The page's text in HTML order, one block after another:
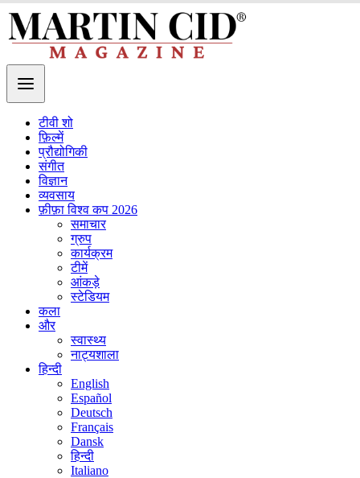
टीवी शो
फ़िल्में
प्रौद्योगिकी
संगीत
विज्ञान
व्यवसाय
फ़ीफ़ा विश्व कप 2026
समाचार
ग्रुप
कार्यक्रम
टीमें
आंकड़े
स्टेडियम
कला
और
स्वास्थ्य
नाट्यशाला
हिन्दी
English
Español
Deutsch
Français
Dansk
हिन्दी
Italiano